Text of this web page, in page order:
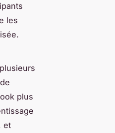
les
plus
et